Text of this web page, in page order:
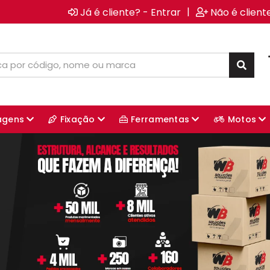
Já é cliente? - Entrar | Não é
Fixação Ferramentas Motos